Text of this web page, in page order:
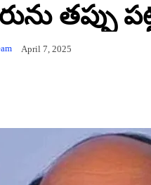
తప్పు
April 7, 2025